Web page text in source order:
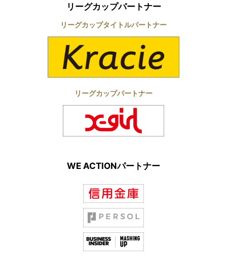
リーグカップパートナー
リーグカップタイトルパートナー
リーグカップパートナー
WE ACTIONパートナー